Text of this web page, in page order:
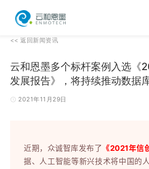
<< 返回新闻资讯
云和恩墨多个标杆案例入选《
发展报告》，将持续推动数据
2021年11月29日
近期，众诚智库发布了 《2021年信
据、人工智能等新兴技术将中国的